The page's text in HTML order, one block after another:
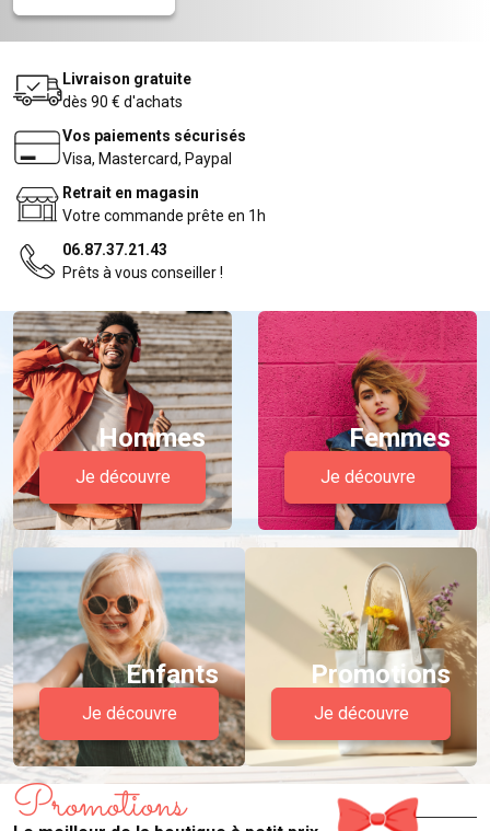
Livraison gratuite
dès 90 € d'achats
Vos paiements sécurisés
Visa, Mastercard, Paypal
Retrait en magasin
Votre commande prête en 1h
06.87.37.21.43
Prêts à vous conseiller !
Hommes
Je découvre
Femmes
Je découvre
Enfants
Je découvre
Promotions
Je découvre
Promotions